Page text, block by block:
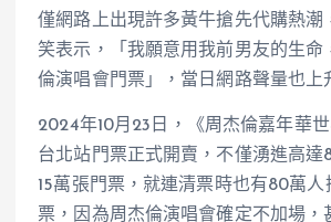
僅網路上出現許多黃牛搶先代購熱潮
笑表示，「我願意用我前男友的生命
倫演唱會門票」，當日網路聲量也上
2024年10月23日，《周杰倫嘉年華世
台北站門票正式開賣，不僅湧進高達
15萬張門票，就連清票時也有80萬人
票，因為周杰倫演唱會確定不加場，